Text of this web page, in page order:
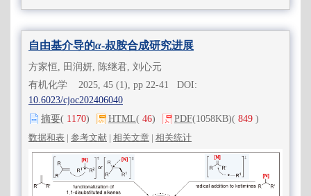
自由基介导的α-叔胺合成研究进展
方家恒, 田润妍, 陈继君, 刘心元
有机化学 2025, 45 (1), pp 22-41 DOI:
10.6023/cjoc202406040
摘要( 1170) HTML( 46) PDF(1058KB)( 849 )
数据和表 | 参考文献 | 相关文章 | 相关统计